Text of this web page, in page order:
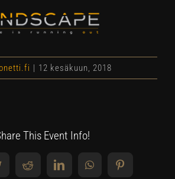
| 12 kesäkuun, 2018
This Event Info!
RedditLinkedInWhatsAppPinterest